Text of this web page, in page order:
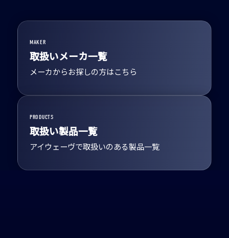
MAKER
取扱いメーカ一覧
メーカからお探しの方はこちら
PRODUCTS
取扱い製品一覧
アイウェーヴで取扱いのある製品一覧